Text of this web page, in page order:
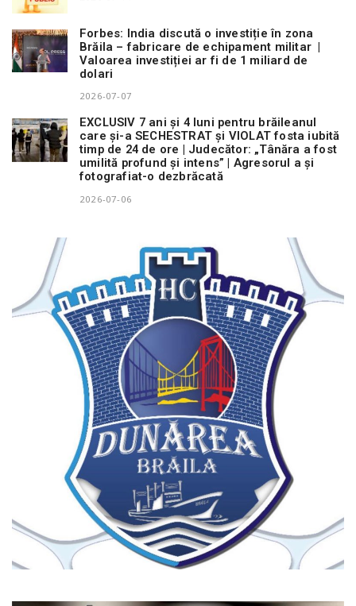
Forbes: India discută o investiție în zona
Brăila – fabricare de echipament militar |
Valoarea investiției ar fi de 1 miliard de
dolari
2026-07-07
EXCLUSIV 7 ani și 4 luni pentru brăileanul
care și-a SECHESTRAT și VIOLAT fosta iubită
timp de 24 de ore | Judecător: „Tânăra a fost
umilită profund și intens” | Agresorul a și
fotografiat-o dezbrăcată
2026-07-06